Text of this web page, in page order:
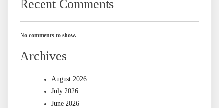
Recent Comments
No comments to show.
Archives
August 2026
July 2026
June 2026